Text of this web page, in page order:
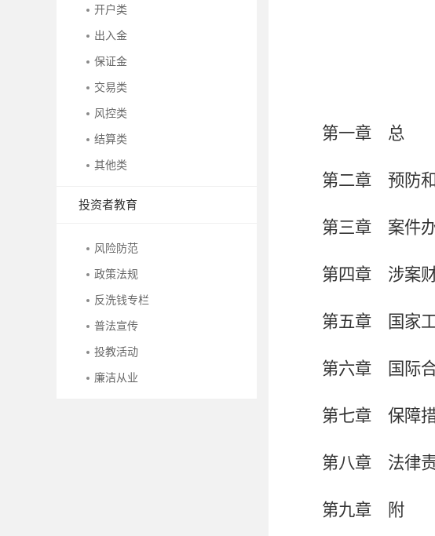
开户类
出入金
保证金
交易类
风控类
结算类
其他类
投资者教育
风险防范
政策法规
反洗钱专栏
普法宣传
投教活动
廉洁从业
第一章 总
第二章 预防
第三章 案件
第四章 涉案
第五章 国家
第六章 国际
第七章 保障
第八章 法律
第九章 附